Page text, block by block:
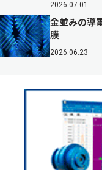
2026.07.01
金並みの導
膜
2026.06.23